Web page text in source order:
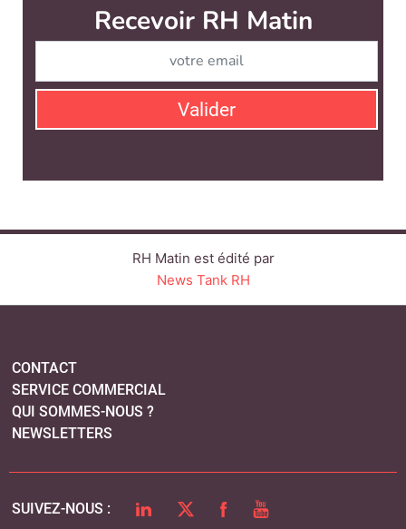
Recevoir RH Matin
Valider
RH Matin est édité par
News Tank RH
CONTACT
SERVICE COMMERCIAL
QUI SOMMES-NOUS ?
NEWSLETTERS
SUIVEZ-NOUS : LINKEDINTWITTERFACEBOOK
YOUTUBE